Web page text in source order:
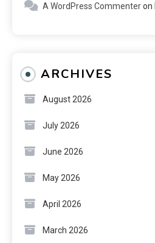
A WordPress Commenteron
ARCHIVES
August 2026
July 2026
June 2026
May 2026
April 2026
March 2026